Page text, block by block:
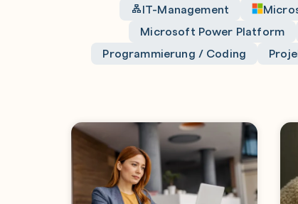
IT-Management
Microsoft Power Platform
Programmierung / Coding